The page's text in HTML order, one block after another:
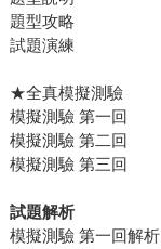
題型攻略
試題演練
★全真模擬測驗
模擬測驗 第一回
模擬測驗 第二回
模擬測驗 第三回
試題解析
模擬測驗 第一回解析